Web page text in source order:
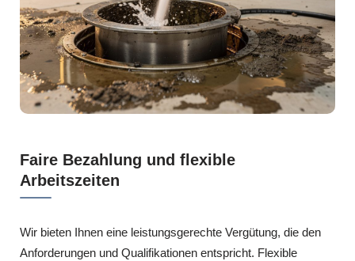
Faire Bezahlung und flexible
Arbeitszeiten
Wir bieten Ihnen eine leistungsgerechte Vergütung, die den
Anforderungen und Qualifikationen entspricht. Flexible